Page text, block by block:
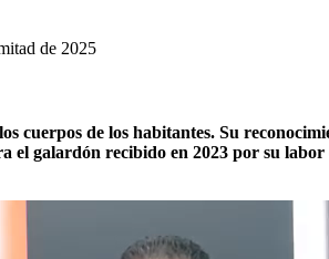
de 2025
cuerpos de los habitantes. Su
galardón recibido en 2023 por su labor